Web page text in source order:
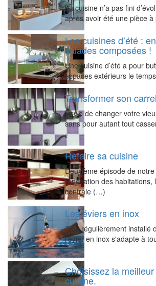
La cuisine n’a pas fini
après avoir été une pièce
Les cuisines d’été :
salades composées !
Une cuisine d’été a pour
espaces extérieurs le
Transformer son
Envie de changer votre
sans pour autant tout
Refaire sa cuisine
Deuxième épisode de
rénovation des habitations,
centrale (…)
Les éviers en inox
Très régulièrement installé
l'évier en inox s'adapte à
Choisissez la
cuisine.